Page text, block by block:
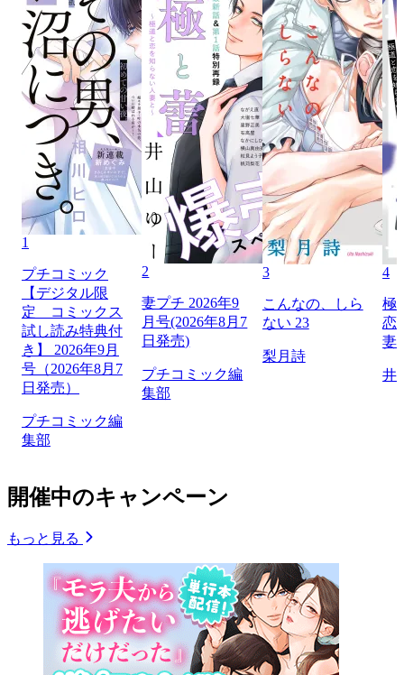
1
プチコミック
【デジタル限
定 コミックス
試し読み特典付
き】 2026年9月
号（2026年8月7
日発売）
プチコミック編
集部
2
妻プチ 2026年9
月号(2026年8月7
日発売)
プチコミック編
集部
3
こんなの、しら
ない 23
梨月詩
4
極
恋
妻
井
開催中のキャンペーン
もっと見る